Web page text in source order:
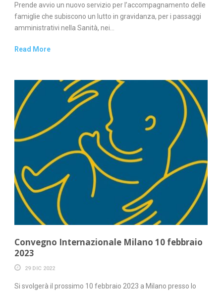
Prende avvio un nuovo servizio per l’accompagnamento delle
famiglie che subiscono un lutto in gravidanza, per i passaggi
amministrativi nella Sanità, nei...
Read More
Convegno Internazionale Milano 10 febbraio
2023
29 DIC 2022
Si svolgerà il prossimo 10 febbraio 2023 a Milano presso lo